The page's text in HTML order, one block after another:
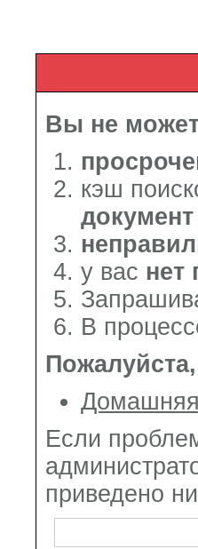
Вы не
кэш
документ
у вас нет
В
Если
приведено